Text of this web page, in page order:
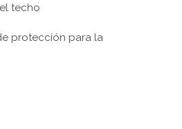
techo
protección para la